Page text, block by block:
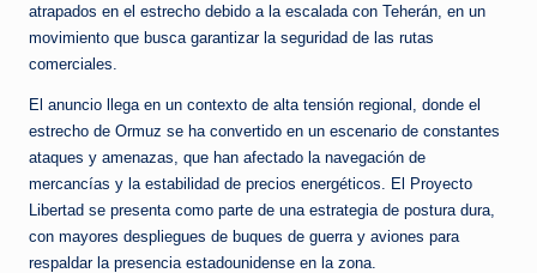
atrapados en el estrecho debido a la escalada con Teherán, en un
movimiento que busca garantizar la seguridad de las rutas
comerciales.
El anuncio llega en un contexto de alta tensión regional, donde el
estrecho de Ormuz se ha convertido en un escenario de constantes
ataques y amenazas, que han afectado la navegación de
mercancías y la estabilidad de precios energéticos. El Proyecto
Libertad se presenta como parte de una estrategia de postura dura,
con mayores despliegues de buques de guerra y aviones para
respaldar la presencia estadounidense en la zona.